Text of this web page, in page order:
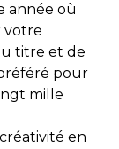
année où
votre
titre et de
pour
mille
en